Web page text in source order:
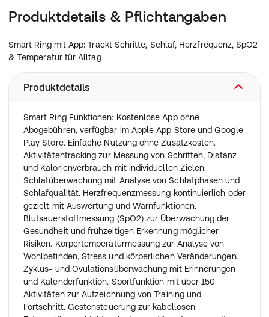
Produktdetails & Pflichtangaben
Smart Ring mit App: Trackt Schritte, Schlaf, Herzfrequenz, SpO2
& Temperatur für Alltag
Produktdetails
Smart Ring Funktionen: Kostenlose App ohne
Abogebühren, verfügbar im Apple App Store und Google
Play Store. Einfache Nutzung ohne Zusatzkosten.
Aktivitätentracking zur Messung von Schritten, Distanz
und Kalorienverbrauch mit individuellen Zielen.
Schlafüberwachung mit Analyse von Schlafphasen und
Schlafqualität. Herzfrequenzmessung kontinuierlich oder
gezielt mit Auswertung und Warnfunktionen.
Blutsauerstoffmessung (SpO2) zur Überwachung der
Gesundheit und frühzeitigen Erkennung möglicher
Risiken. Körpertemperaturmessung zur Analyse von
Wohlbefinden, Stress und körperlichen Veränderungen.
Zyklus- und Ovulationsüberwachung mit Erinnerungen
und Kalenderfunktion. Sportfunktion mit über 150
Aktivitäten zur Aufzeichnung von Training und
Fortschritt. Gestensteuerung zur kabellosen